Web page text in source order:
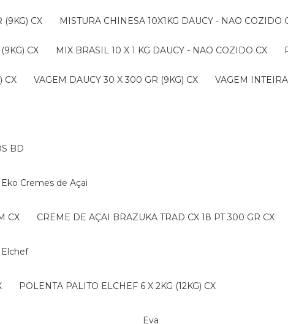
(9KG) CX MISTURA CHINESA 10X1KG DAUCY - NAO COZIDO
CX MIX BRASIL 10 X 1 KG DAUCY - NAO COZIDO CX
CX VAGEM DAUCY 30 X 300 GR (9KG) CX VAGEM
BD
Eko Cremes de Açai
CX CREME DE AÇAI BRAZUKA TRAD CX 18 PT 300 GR CX
Elchef
POLENTA PALITO ELCHEF 6 X 2KG (12KG) CX
Eva